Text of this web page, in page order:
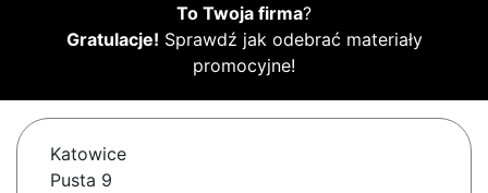
To Twoja firma?
Gratulacje! Sprawdź jak odebrać materiały
promocyjne!
Katowice
Pusta 9